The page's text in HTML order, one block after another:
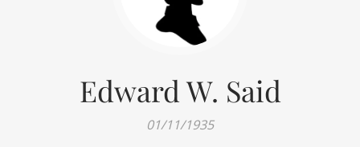
Edward W. Said
01/11/1935